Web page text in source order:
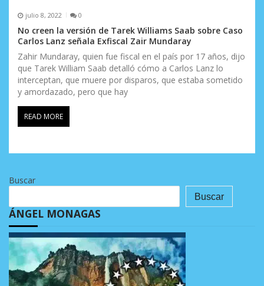
julio 8, 2022 0
No creen la versión de Tarek Williams Saab sobre Caso
Carlos Lanz señala Exfiscal Zair Mundaray
Zahir Mundaray, quien fue fiscal en el país por 17 años, dijo
que Tarek William Saab detalló cómo a Carlos Lanz lo
interceptan, que muere por disparos, que estaba sometido
y amordazado, pero que hay
READ MORE
Buscar
Buscar
ÁNGEL MONAGAS